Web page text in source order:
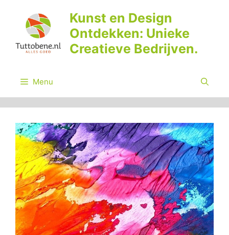
inhoud
Kunst en Design
Ontdekken: Unieke
Creatieve Bedrijven.
Menu